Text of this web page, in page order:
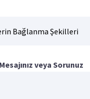
veya Sorunuz